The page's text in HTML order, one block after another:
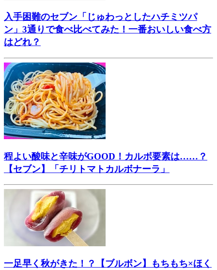
入手困難のセブン「じゅわっとしたハチミツパ
ン」3通りで食べ比べてみた！一番おいしい食べ方
はどれ？
程よい酸味と辛味がGOOD！カルボ要素は……？
【セブン】「チリトマトカルボナーラ」
一足早く秋がきた！？【ブルボン】もちもち×ほく